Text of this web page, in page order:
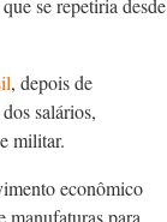
, depois de
salários,
militar.
econômico
manufaturas para